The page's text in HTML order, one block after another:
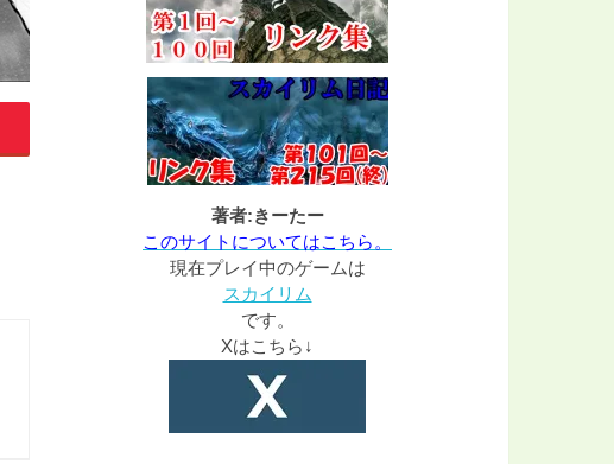
著者:きーたー
このサイトについてはこちら。
現在プレイ中のゲームは
スカイリム
です。
Xはこちら↓